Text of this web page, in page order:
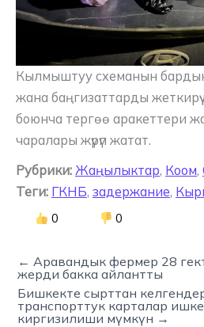
Кылмыштуу схеманын
жана баңгизаттарды
боюнча тергөө аракеттери
чаралары жүрүп жатат.
Рубрики: Жаңылыктар, Коом,
Теги: ГКНБ, задержание,
0 0
← Аравандык фермер 28
жерди бакка айлантты
Бишкекте сырттан
транспорттук карталар ишке
киргизилиши мүмкүн →